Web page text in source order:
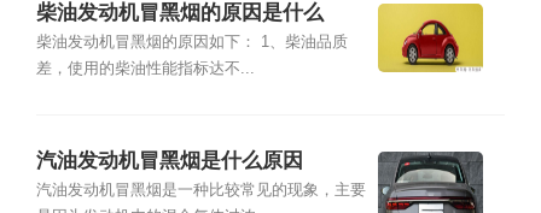
柴油发动机冒黑烟的原因是什么
柴油发动机冒黑烟的原因如下： 1、柴油品质
差，使用的柴油性能指标达不...
汽油发动机冒黑烟是什么原因
汽油发动机冒黑烟是一种比较常见的现象，主要